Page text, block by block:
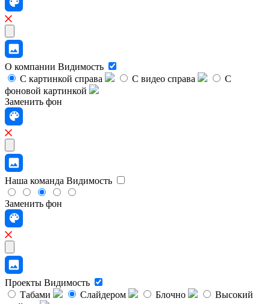
О компании Видимость
С картинкой справа
С видео справа
С
фоновой картинкой
Заменить фон
Наша команда Видимость
Заменить фон
Проекты Видимость
Табами
Слайдером Блочно
Высокий